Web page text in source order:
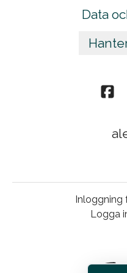
Data
Inloggning
Logga